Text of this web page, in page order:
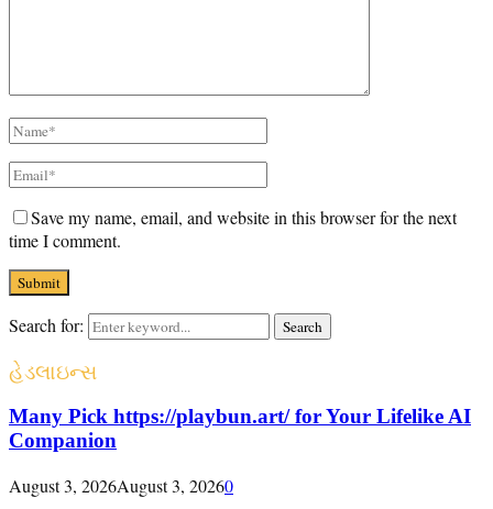
Save my name, email, and website in this browser for the next
time I comment.
Search for: Search
હેડલાઇન્સ
Many Pick https://playbun.art/ for Your Lifelike AI
Companion
August 3, 2026August 3, 20260